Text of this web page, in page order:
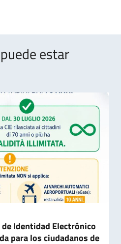
estar
Identidad Electrónico
para los ciudadanos de